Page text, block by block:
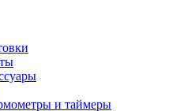
и таймеры